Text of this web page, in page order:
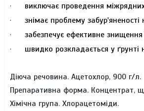
· виключає проведення міжрядних
· знімає проблему
· забезпечує ефективне
· швидко розкладається у ґрунті
Діюча речовина. Ацетохлор, 900 г/л.
Препаративна форма. Концентрат,
Хімічна група. Хлорацетоміди.